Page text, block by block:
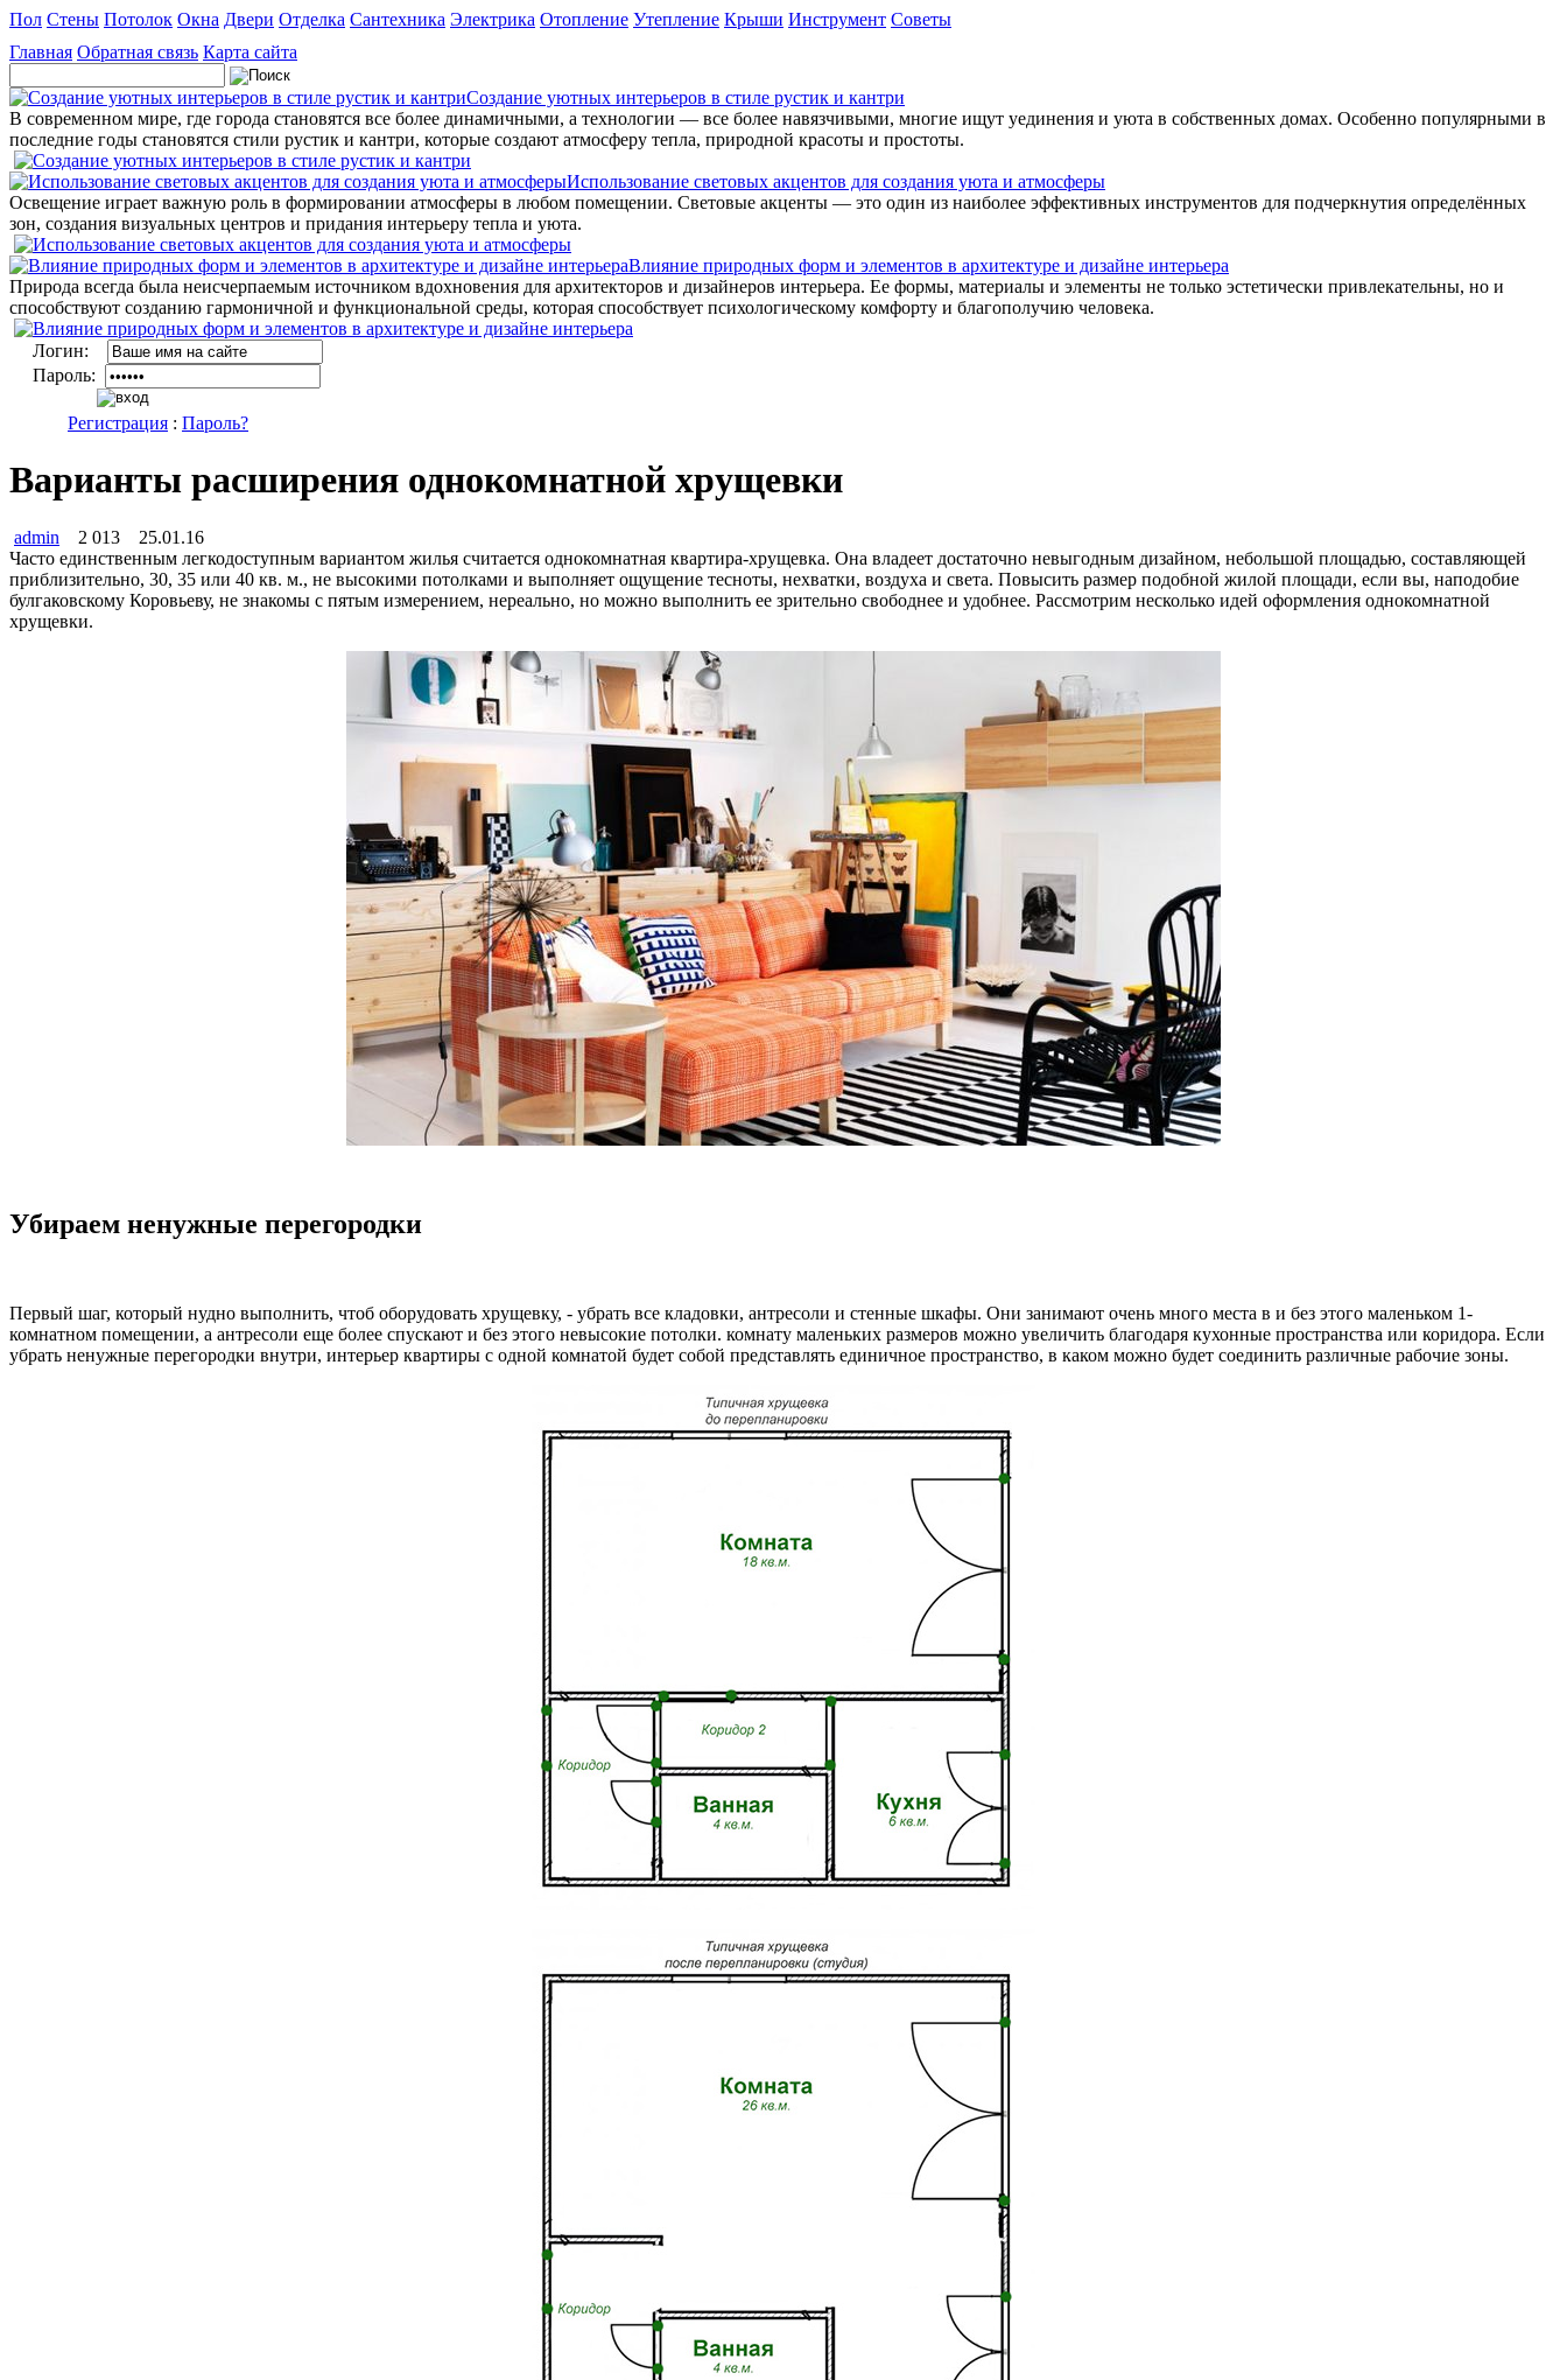
Пол Стены Потолок Окна Двери Отделка Сантехника Электрика Отопление Утепление Крыши Инструмент Советы
Главная Обратная связь Карта сайта
Создание уютных интерьеров в стиле рустик и кантри
В современном мире, где города становятся все более динамичными, а технологии — все более навязчивыми, многие ищут уединения и уюта в собственных домах. Особенно популярными в
последние годы становятся стили рустик и кантри, которые создают атмосферу тепла, природной красоты и простоты.
Использование световых акцентов для создания уюта и атмосферы
Освещение играет важную роль в формировании атмосферы в любом помещении. Световые акценты — это один из наиболее эффективных инструментов для подчеркнутия определённых
зон, создания визуальных центров и придания интерьеру тепла и уюта.
Влияние природных форм и элементов в архитектуре и дизайне интерьера
Природа всегда была неисчерпаемым источником вдохновения для архитекторов и дизайнеров интерьера. Ее формы, материалы и элементы не только эстетически привлекательны, но и
способствуют созданию гармоничной и функциональной среды, которая способствует психологическому комфорту и благополучию человека.
Логин:
Пароль:
Регистрация : Пароль?
Варианты расширения однокомнатной хрущевки
admin 2 013
25.01.16
Часто единственным легкодоступным вариантом жилья считается однокомнатная квартира-хрущевка. Она владеет достаточно невыгодным дизайном, небольшой площадью, составляющей
приблизительно, 30, 35 или 40 кв. м., не высокими потолками и выполняет ощущение тесноты, нехватки, воздуха и света. Повысить размер подобной жилой площади, если вы, наподобие
булгаковскому Коровьеву, не знакомы с пятым измерением, нереально, но можно выполнить ее зрительно свободнее и удобнее. Рассмотрим несколько идей оформления однокомнатной
хрущевки.
Убираем ненужные перегородки
Первый шаг, который нудно выполнить, чтоб оборудовать хрущевку, - убрать все кладовки, антресоли и стенные шкафы. Они занимают очень много места в и без этого маленьком 1-
комнатном помещении, а антресоли еще более спускают и без этого невысокие потолки. комнату маленьких размеров можно увеличить благодаря кухонные пространства или коридора. Если
убрать ненужные перегородки внутри, интерьер квартиры с одной комнатой будет собой представлять единичное пространство, в каком можно будет соединить различные рабочие зоны.